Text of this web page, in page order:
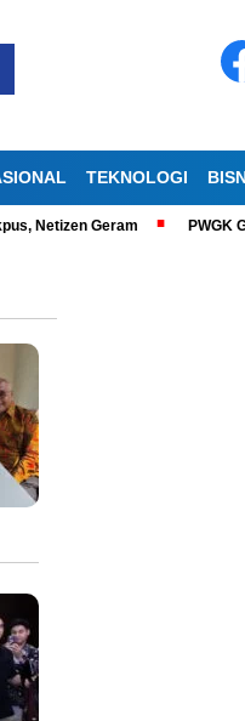
TEKNOLOGI
Geram PWGK